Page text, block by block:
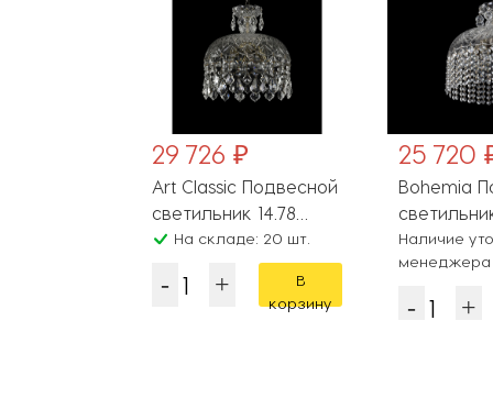
29 726 ₽
Art Classic Подвесной
светильник 14.78
14.781.35.Pa.L
На складе: 20 шт.
В
корзину
25 720
Bohemia
14781/35
Наличие
менеджера